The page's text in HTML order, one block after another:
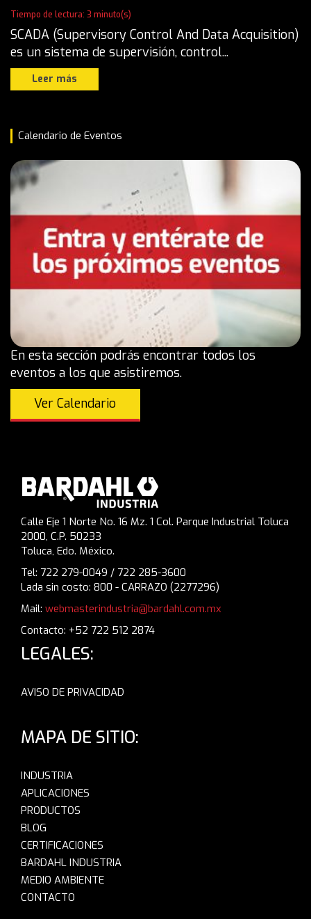
Tiempo de lectura: 3 minuto(s)
SCADA (Supervisory Control And Data Acquisition)
es un sistema de supervisión, control...
Leer más
Calendario de Eventos
En esta sección podrás encontrar todos los
eventos a los que asistiremos.
Ver Calendario
Calle Eje 1 Norte No. 16 Mz. 1 Col. Parque Industrial Toluca
2000, C.P. 50233
Toluca, Edo. México.
Tel: 722 279-0049 / 722 285-3600
Lada sin costo: 800 - CARRAZO (2277296)
Mail: webmasterindustria@bardahl.com.mx
Contacto: +52 722 512 2874
LEGALES:
AVISO DE PRIVACIDAD
MAPA DE SITIO:
INDUSTRIA
APLICACIONES
PRODUCTOS
BLOG
CERTIFICACIONES
BARDAHL INDUSTRIA
MEDIO AMBIENTE
CONTACTO